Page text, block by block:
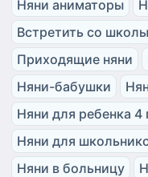
Няни аниматоры
Встретить со
Приходящие няни
Няни-бабушки
Няни для ребенка 4
Няни для
Няни в больницу